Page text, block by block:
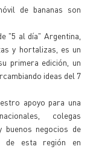
de bananas son
"5 al día" Argentina,
y hortalizas, es un
primera edición, un
ideas del 7
apoyo para una
colegas
buenos negocios de
de esta región en